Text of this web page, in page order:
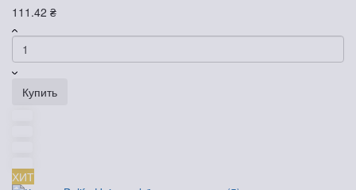
111.42 ₴
Купить
ХИТ